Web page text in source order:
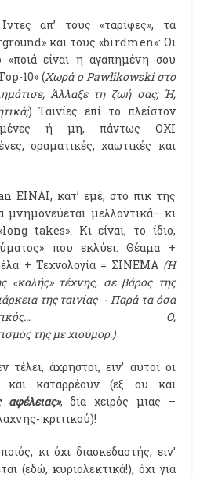
απ’ τους «ταρίφες», τα
και τους «birdmen»: Οι
«ποιά είναι η αγαπημένη σου
10» (Χωρά ο Pawlikowski στο
Άλλαξε τη ζωή σας; Ή,
) Ταινίες επί το πλείστον
ή μη, πάντως ΟΧΙ
οραματικές, χαωτικές και
ΕΙΝΑΙ, κατ’ εμέ, στο πικ της
μνημονεύεται μελλοντικά– κι
takes». Κι είναι, το ίδιο,
που εκλύει: Θέαμα +
+ Τεχνολογία = ΣΙΝΕΜΑ (Η
«καλής» τέχνης, σε βάρος της
της ταινίας - Παρά τα όσα
Ο,
της με χιούμορ.)
άχρηστοι, ειν’ αυτοί οι
καταρρέουν (εξ ου και
, δια χειρός μιας –
κριτικού)!
κι όχι διασκεδαστής, ειν’
(εδώ, κυριολεκτικά!), όχι για